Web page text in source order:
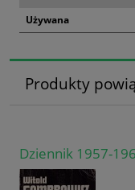
Używana
Produkty
Dziennik 1957-